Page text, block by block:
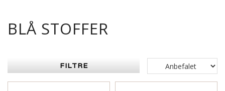
BLÅ STOFFER
FILTRE